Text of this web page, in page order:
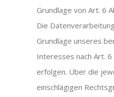
Grundlage von Art. 6
Die
Grundlage unseres
Interesses nach Art. 6
erfolgen. Über die
einschlägigen